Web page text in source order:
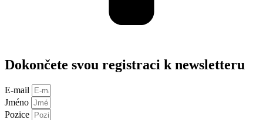
Dokončete svou registraci k newsletteru
E-mail
Jméno
Pozice